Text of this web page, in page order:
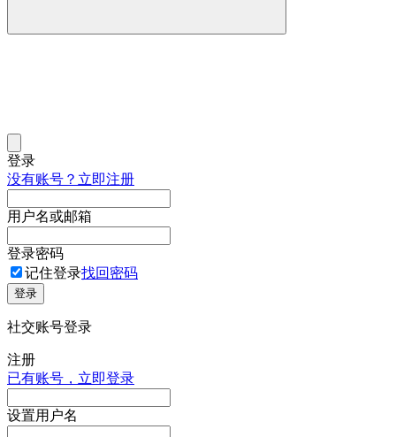
登录
没有账号？立即注册
用户名或邮箱
登录密码
记住登录找回密码
登录
社交账号登录
注册
已有账号，立即登录
设置用户名